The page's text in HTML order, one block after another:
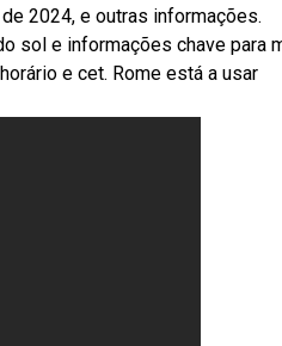
2024, e outras informações.
sol e informações chave para
e cet. Rome está a usar